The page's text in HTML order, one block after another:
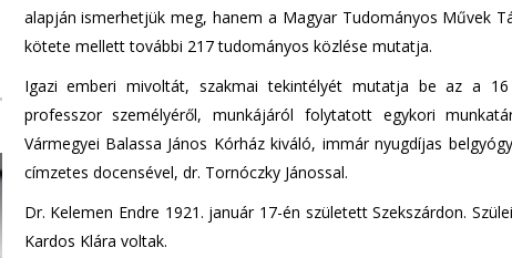
alapján ismerhetjük meg, hanem a Magyar Tudományos Művek
kötete mellett további 217 tudományos közlése mutatja.
Igazi emberi mivoltát, szakmai tekintélyét mutatja be az a
professzor személyéről, munkájáról folytatott egykori
Vármegyei Balassa János Kórház kiváló, immár nyugdíjas
címzetes docensével, dr. Tornóczky Jánossal.
Dr. Kelemen Endre 1921. január 17-én született Szekszárdon.
Kardos Klára voltak.